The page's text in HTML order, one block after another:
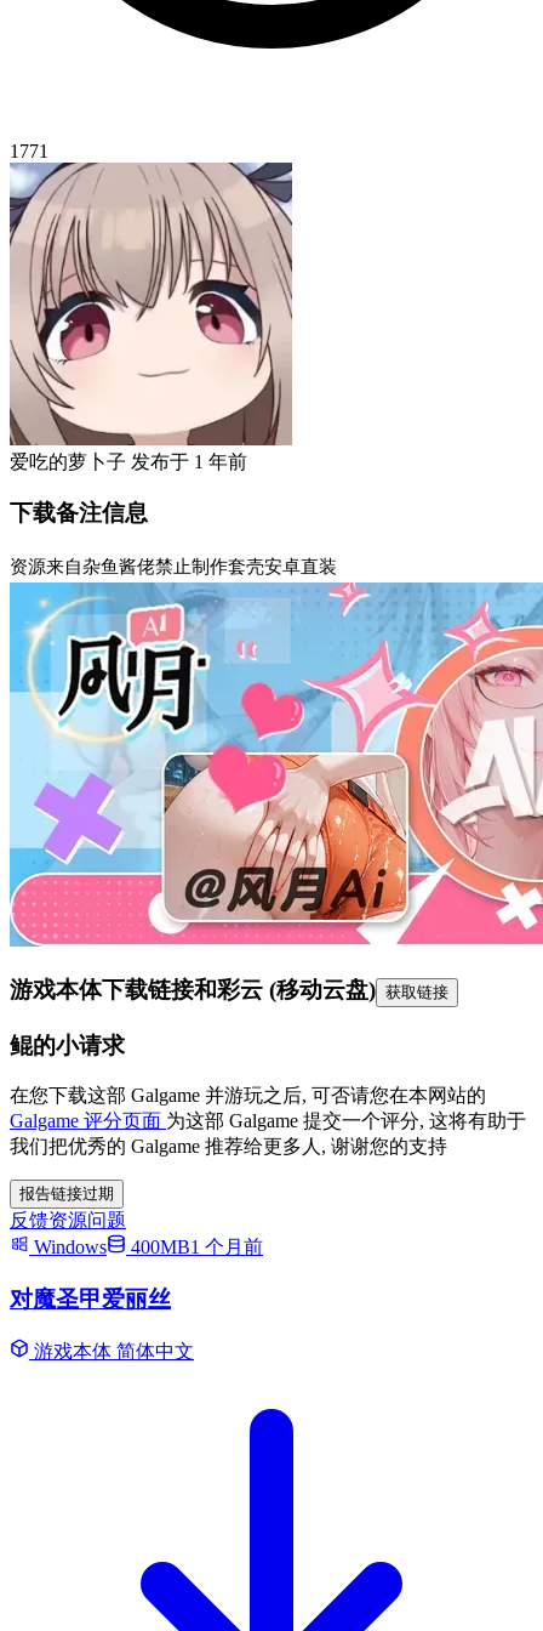
1771
爱吃的萝卜子 发布于 1 年前
下载备注信息
资源来自杂鱼酱佬禁止制作套壳安卓直装
游戏本体下载链接和彩云 (移动云盘) 获取链接
鲲的小请求
在您下载这部 Galgame 并游玩之后, 可否请您在本网站的
Galgame 评分页面 为这部 Galgame 提交一个评分, 这将有助于
我们把优秀的 Galgame 推荐给更多人, 谢谢您的支持
报告链接过期
反馈资源问题
Windows
400MB1 个月前
对魔圣甲爱丽丝
游戏本体 简体中文